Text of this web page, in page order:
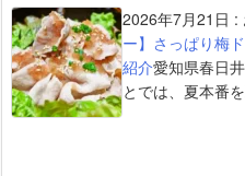
2026年7月21日 :
ー】さっぱり梅
紹介愛知県春日
とでは、夏本番